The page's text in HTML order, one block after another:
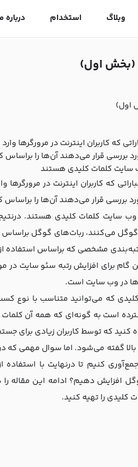
وبلاگ استخدام درباره
(بخش اول)
اول)
که کاربران اینترنت در مرورگرها
بررسی قرار می‌دهند آن‌ها را
سایت کلمات کلیدی هستند
که کاربران اینترنت در
بررسی قرار می‌دهند آن‌ها را
کلمات کلیدی هستند.
می‌کنند، ربات‌های گوگل براساس
مشخصی که براساس
برای افزایش رتبه سئو سایت
در وب سایت است.
که می‌توانید متناسب با نوع
است به گونه‌ای که همه آن
که توسط کاربران زیادی برای
بالا گفته می‌شود. اما سوال مهمی که
کنیم تا درنهایت با
دهیم؟ ادامه این مقاله را
کلیدی را تهیه کنید.